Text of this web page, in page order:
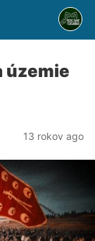
územie
13 rokov ago